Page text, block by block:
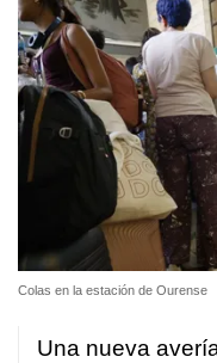
Colas en la estación de Ourense
Una nueva